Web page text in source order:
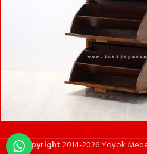
Copyright2014-2026 Yoyok